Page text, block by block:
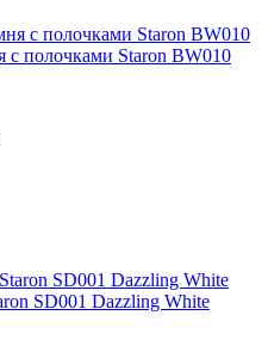
с полочками Staron BW010
SD001 Dazzling White